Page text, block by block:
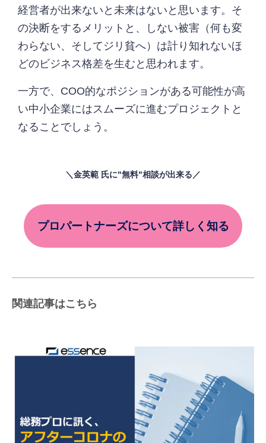
経営者が出来ないと未来はないと思います。そ
の決断をするメリットと、しない被害（何も変
わらない、そしてジリ貧へ）は計り知れないほ
どのビジネス格差を生むと思われます。
一方で、COO的なポジションがある可能性が高
い中小企業にはスムーズに進むプロジェクトと
なることでしょう。
＼金英範 氏に"無料"相談が出来る／
プロパートナーズについて詳しく知る
関連記事はこちら